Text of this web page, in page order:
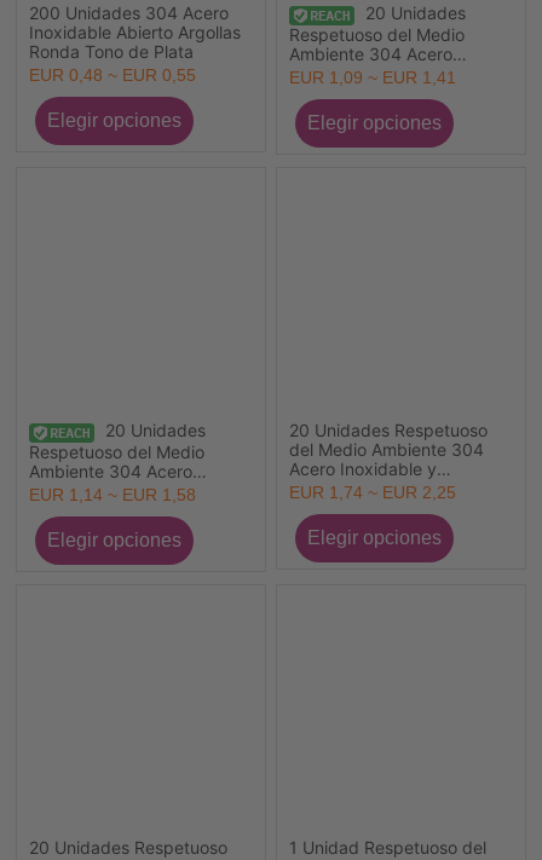
200 Unidades 304 Acero
Inoxidable Abierto Argollas
Ronda Tono de Plata
EUR 0,48 ~ EUR 0,55
20 Unidades
Respetuoso del Medio
Ambiente 304 Acero
Inoxidable y Diamantes de
Imitación Piedra de
Nacimiento Cuentas
Rondelle Al Por Mayor Tono
de Plata 8mm Diámetro
EUR 1,09 ~ EUR 1,41
20 Unidades
Respetuoso del Medio
Ambiente 304 Acero
Inoxidable y Diamantes de
Imitación Piedra de
Nacimiento Cuentas
Rondelle Al Por Mayor Tono
de Plata 10mm Diámetro
EUR 1,14 ~ EUR 1,58
20 Unidades Respetuoso
del Medio Ambiente 304
Acero Inoxidable y
Diamantes de Imitación
Piedra de Nacimiento
Cuentas Rondelle Al Por
Mayor Chapado en Oro de
18K 10mm Diámetro
EUR 1,74 ~ EUR 2,25
20 Unidades Respetuoso
1 Unidad Respetuoso del